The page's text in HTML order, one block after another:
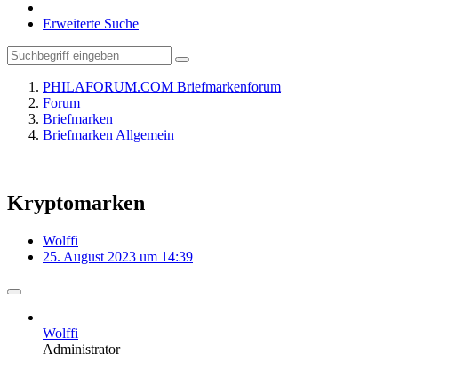
Erweiterte Suche
PHILAFORUM.COM Briefmarkenforum
Forum
Briefmarken
Briefmarken Allgemein
Kryptomarken
Wolffi
25. August 2023 um 14:39
Wolffi
Administrator